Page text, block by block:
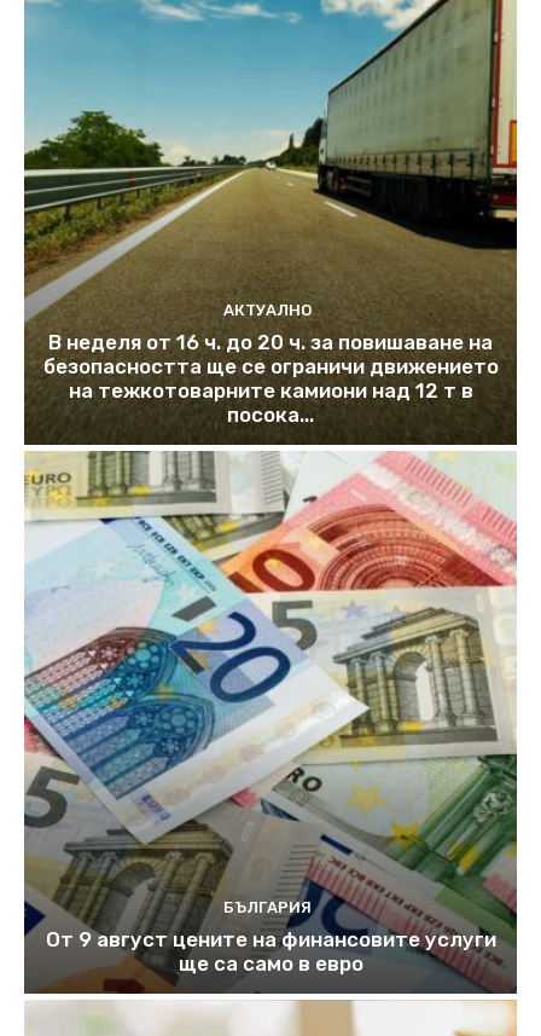
АКТУАЛНО
В неделя от 16 ч. до 20 ч. за повишаване на
безопасността ще се ограничи движението
на тежкотоварните камиони над 12 т в
посока...
БЪЛГАРИЯ
От 9 август цените на финансовите услуги
ще са само в евро